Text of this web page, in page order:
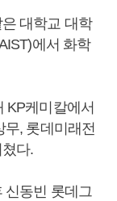
대학교 대학
에서 화학
KP케미칼에서
무, 롯데미래전
다.
신동빈 롯데그